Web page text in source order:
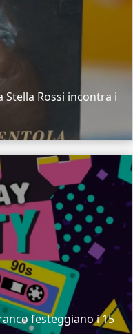
Stella Rossi incontra i
festeggiano i 15